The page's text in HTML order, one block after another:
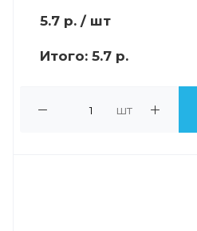
5.7 р. / шт
Итого: 5.7 р.
шт